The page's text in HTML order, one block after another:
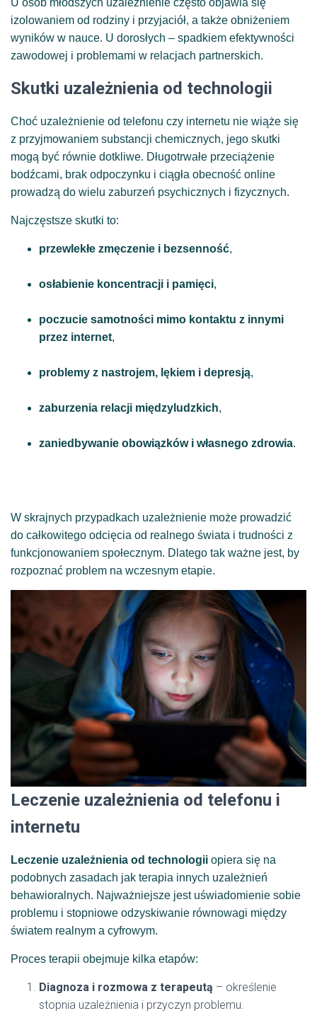
izolowaniem od rodziny i przyjaciół, a także obniżeniem
wyników w nauce. U dorosłych – spadkiem efektywności
zawodowej i problemami w relacjach partnerskich.
Skutki uzależnienia od technologii
Choć uzależnienie od telefonu czy internetu nie wiąże się
z przyjmowaniem substancji chemicznych, jego skutki
mogą być równie dotkliwe. Długotrwałe przeciążenie
bodźcami, brak odpoczynku i ciągła obecność online
prowadzą do wielu zaburzeń psychicznych i fizycznych.
Najczęstsze skutki to:
przewlekłe zmęczenie i bezsenność,
osłabienie koncentracji i pamięci,
poczucie samotności mimo kontaktu z innymi
przez internet,
problemy z nastrojem, lękiem i depresją,
zaburzenia relacji międzyludzkich,
zaniedbywanie obowiązków i własnego zdrowia.
W skrajnych przypadkach uzależnienie może prowadzić
do całkowitego odcięcia od realnego świata i trudności z
funkcjonowaniem społecznym. Dlatego tak ważne jest, by
rozpoznać problem na wczesnym etapie.
Leczenie uzależnienia od telefonu i
internetu
Leczenie uzależnienia od technologii opiera się na
podobnych zasadach jak terapia innych uzależnień
behawioralnych. Najważniejsze jest uświadomienie sobie
problemu i stopniowe odzyskiwanie równowagi między
światem realnym a cyfrowym.
Proces terapii obejmuje kilka etapów:
Diagnoza i rozmowa z terapeutą – określenie
stopnia uzależnienia i przyczyn problemu.